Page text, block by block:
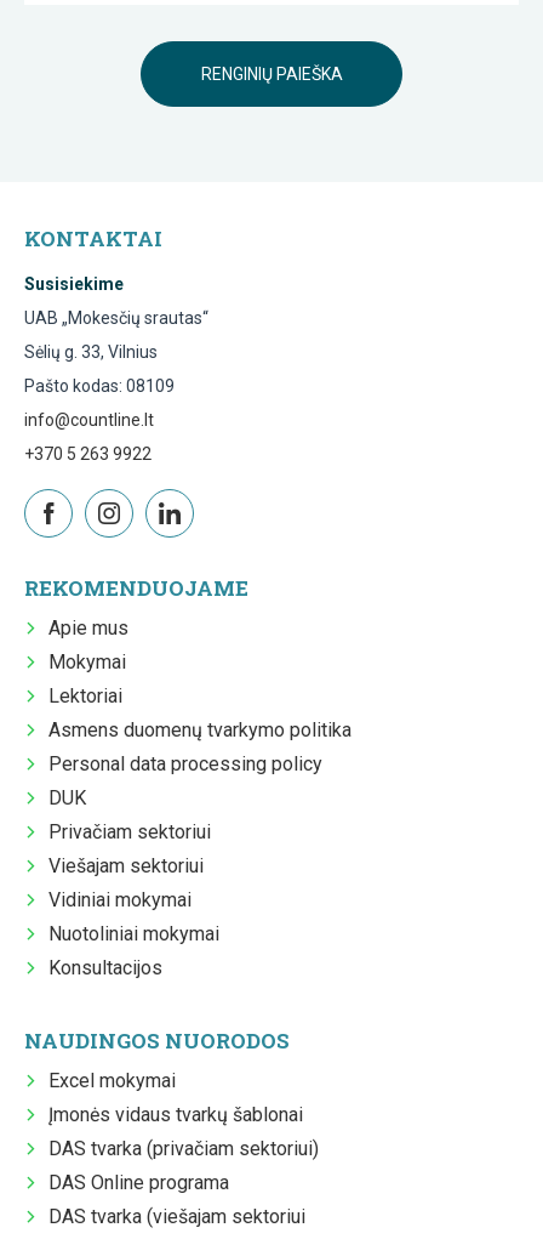
RENGINIŲ PAIEŠKA
KONTAKTAI
Susisiekime
UAB „Mokesčių srautas“
Sėlių g. 33, Vilnius
Pašto kodas: 08109
info@countline.lt
+370 5 263 9922
REKOMENDUOJAME
Apie mus
Mokymai
Lektoriai
Asmens duomenų tvarkymo politika
Personal data processing policy
DUK
Privačiam sektoriui
Viešajam sektoriui
Vidiniai mokymai
Nuotoliniai mokymai
Konsultacijos
NAUDINGOS NUORODOS
Excel mokymai
Įmonės vidaus tvarkų šablonai
DAS tvarka (privačiam sektoriui)
DAS Online programa
DAS tvarka (viešajam sektoriui